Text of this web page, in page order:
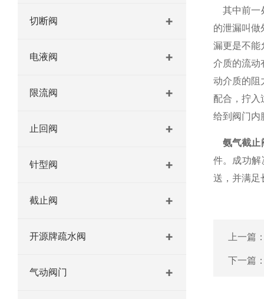
切断阀
电液阀
限流阀
止回阀
针型阀
截止阀
开源牌疏水阀
气动阀门
其中前一
的泄漏叫做
漏更是不能
介质的流动
动介质的阻
配合，拧入
给到阀门内
氨气截止
件。成功
送，并满足
上一篇
下一篇